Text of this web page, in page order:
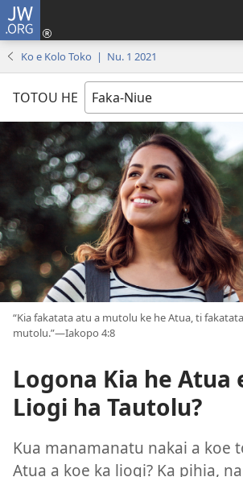
JW.ORG
Ko e Kolo Toko | Nu. 1 2021
TOTOU HE
“Kia fakatata atu a mutolu ke he Atua, ti
mutolu.”​—Iakopo 4:8
Logona Kia he Atua
Liogi ha Tautolu?
Kua manamanatu nakai a koe
Atua a koe ka liogi? Ka pihia,